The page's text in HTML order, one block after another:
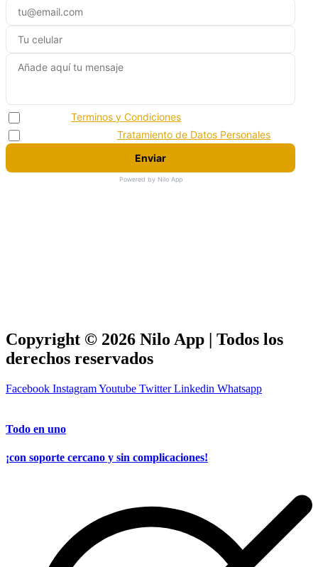
Terminos y Condiciones
Tratamiento de Datos Personales
Enviar
Powered by Nilo App
Copyright © 2026 Nilo App | Todos los
derechos reservados
Facebook InstagramYoutube Twitter Linkedin Whatsapp
Todo en uno
¡con soporte cercano y sin complicaciones!